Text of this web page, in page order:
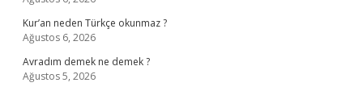
Kur’an neden Türkçe okunmaz ?
Ağustos 6, 2026
Avradım demek ne demek ?
Ağustos 5, 2026